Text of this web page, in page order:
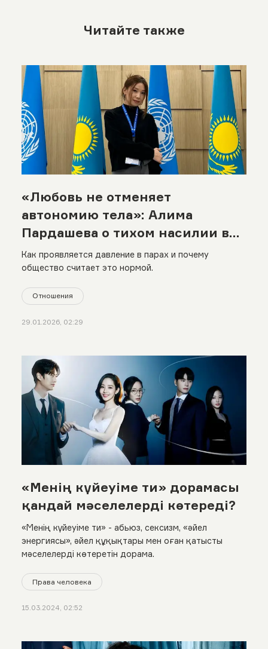
Читайте также
«Любовь не отменяет
автономию тела»: Алима
Пардашева о тихом насилии в
отношениях
Как проявляется давление в парах и почему
общество считает это нормой.
Отношения
29.01.2026, 02:29
«Менің күйеуіме ти» дорамасы
қандай мәселелерді көтереді?
«Менің күйеуіме ти» - aбьюз, сексизм, «әйел
энергиясы», әйел құқықтары мен оған қатысты
мәселелерді көтеретін дорама.
Права человека
15.03.2024, 02:52